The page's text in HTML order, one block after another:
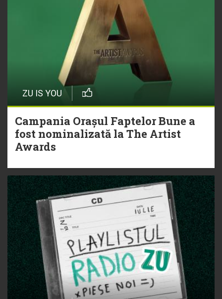
ZU IS YOU
Campania Orașul Faptelor Bune a
fost nominalizată la The Artist
Awards